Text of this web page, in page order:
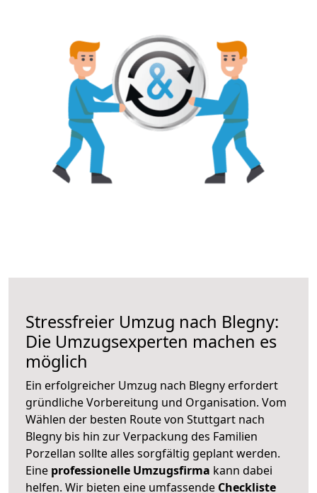
Stressfreier Umzug nach Blegny:
Die Umzugsexperten machen es
möglich
Ein erfolgreicher Umzug nach Blegny erfordert
gründliche Vorbereitung und Organisation. Vom
Wählen der besten Route von Stuttgart nach
Blegny bis hin zur Verpackung des Familien
Porzellan sollte alles sorgfältig geplant werden.
Eine professionelle Umzugsfirma kann dabei
helfen. Wir bieten eine umfassende Checkliste